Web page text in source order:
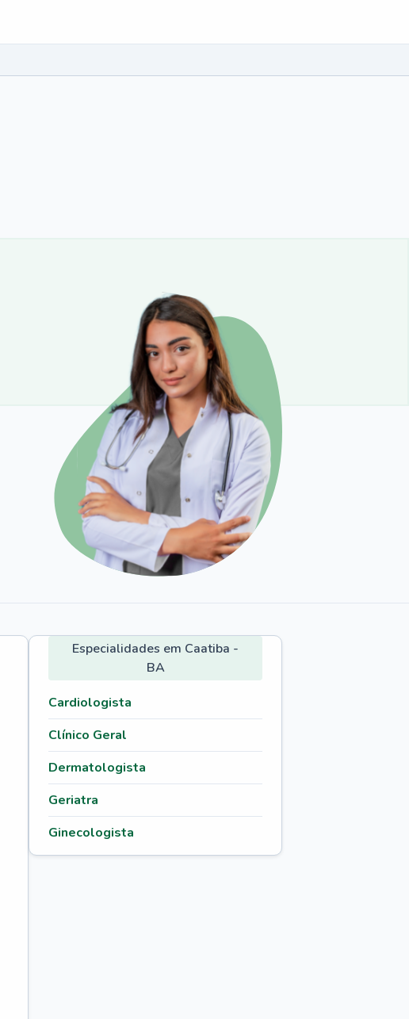
Especialidades em Caatiba -
BA
Cardiologista
Clínico Geral
Dermatologista
Geriatra
Ginecologista